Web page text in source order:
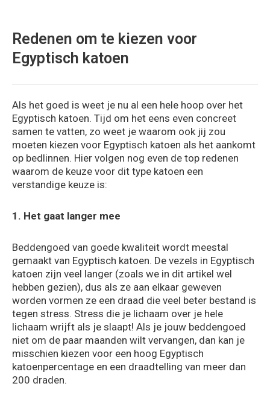
Redenen om te kiezen voor
Egyptisch katoen
Als het goed is weet je nu al een hele hoop over het
Egyptisch katoen. Tijd om het eens even concreet
samen te vatten, zo weet je waarom ook jij zou
moeten kiezen voor Egyptisch katoen als het aankomt
op bedlinnen. Hier volgen nog even de top redenen
waarom de keuze voor dit type katoen een
verstandige keuze is:
1. Het gaat langer mee
Beddengoed van goede kwaliteit wordt meestal
gemaakt van Egyptisch katoen. De vezels in Egyptisch
katoen zijn veel langer (zoals we in dit artikel wel
hebben gezien), dus als ze aan elkaar geweven
worden vormen ze een draad die veel beter bestand is
tegen stress. Stress die je lichaam over je hele
lichaam wrijft als je slaapt! Als je jouw beddengoed
niet om de paar maanden wilt vervangen, dan kan je
misschien kiezen voor een hoog Egyptisch
katoenpercentage en een draadtelling van meer dan
200 draden.